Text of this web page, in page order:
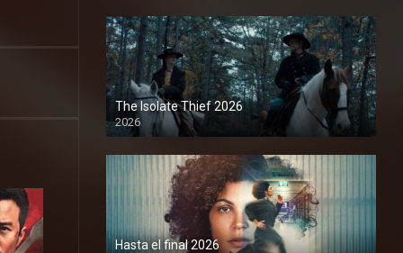
The Isolate Thief 2026
2026
1080P
Hasta el final 2026